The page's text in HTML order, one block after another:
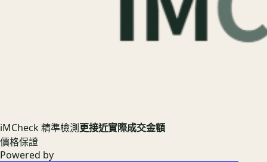
iMCheck 精準檢測更接近實際成交金額
價格保證
Powered by